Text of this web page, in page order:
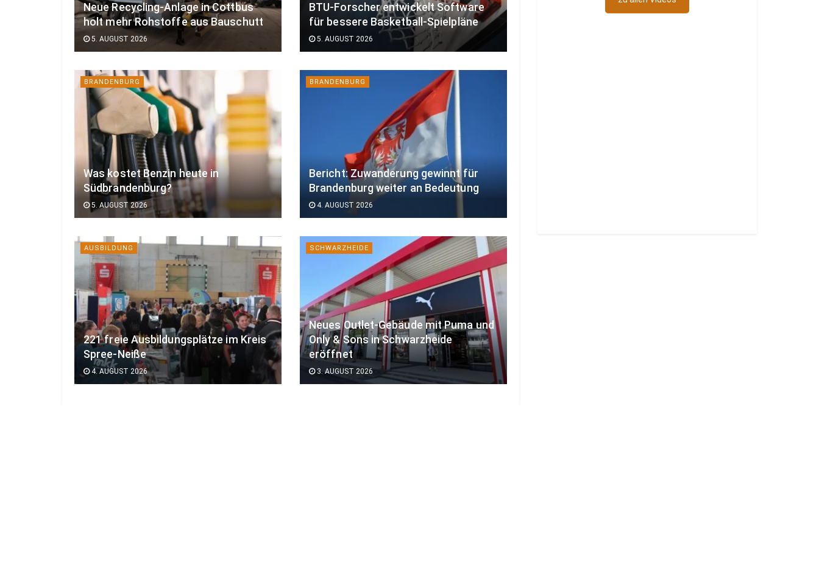
Neue Recycling-Anlage in Cottbus
holt mehr Rohstoffe aus Bauschutt
5. AUGUST 2026
BTU-Forscher entwickelt Software
für bessere Basketball-Spielpläne
5. AUGUST 2026
BRANDENBURG
Was kostet Benzin heute in
Südbrandenburg?
5. AUGUST 2026
BRANDENBURG
Bericht: Zuwanderung gewinnt für
Brandenburg weiter an Bedeutung
4. AUGUST 2026
AUSBILDUNG
221 freie Ausbildungsplätze im Kreis
Spree-Neiße
4. AUGUST 2026
SCHWARZHEIDE
Neues Outlet-Gebäude mit Puma und
Only & Sons in Schwarzheide
eröffnet
3. AUGUST 2026